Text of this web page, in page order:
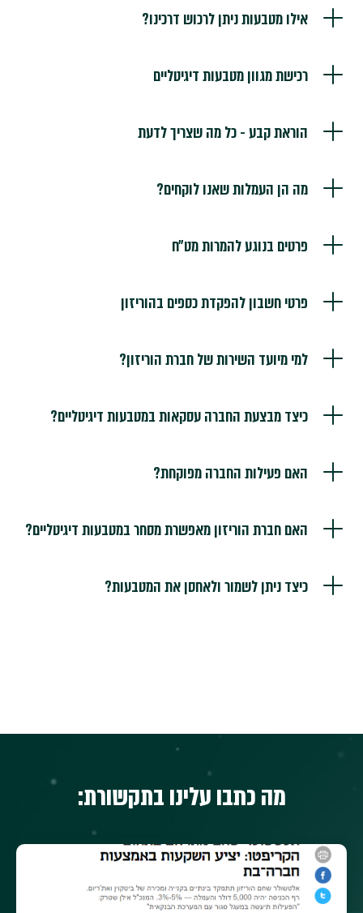
אילו מטבעות ניתן לרכוש דרכינו?
רכישת מגוון מטבעות דיגיטליים
הוראת קבע - כל מה שצריך לדעת
מה הן העמלות שאנו לוקחים?
פרטים בנוגע להמרות מט״ח
פרטי חשבון להפקדת כספים בהוריזון
למי מיועד השירות של חברת הוריזון?
כיצד מבצעת החברה עסקאות במטבעות דיגיטליים?
האם פעילות החברה מפוקחת?
האם חברת הוריזון מאפשרת מסחר במטבעות דיגיטליים?
כיצד ניתן לשמור ולאחסן את המטבעות?
מה כתבו עלינו בתקשורת: